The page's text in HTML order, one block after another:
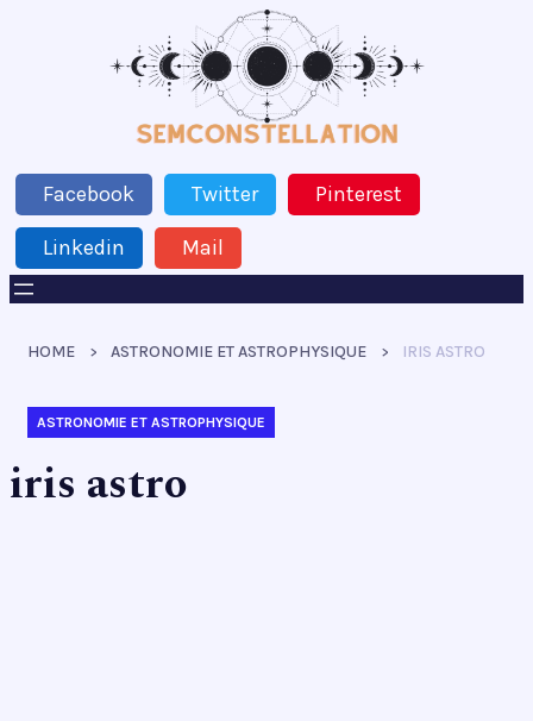
Facebook Twitter Pinterest
Linkedin Mail
HOME ASTRONOMIE ET ASTROPHYSIQUE IRIS ASTRO
ASTRONOMIE ET ASTROPHYSIQUE
iris astro